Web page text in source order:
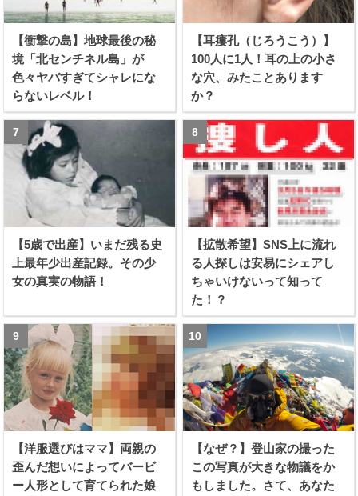
【衝撃の島】地球最後の秘
境「北センチネル島」が
色々ヤバすぎてシャレにな
らないレベル！
【耳瘻孔（じろうこう）】
100人に1人！耳の上の小さ
な穴、みたことあります
か？
【5歳で出産】いまだ残る史
上最年少出産記録。その少
女の真実の物語！
【拡散希望】SNS上に流れ
る人探しは安易にシェアし
ちゃいけないって知って
た！？
【洋服選びはママ】両親の
歪んだ想いによってバービ
ー人形として育てられた娘
【なぜ？】登山家の撮った
この写真が大きな物議をか
もしました。さて、あなた